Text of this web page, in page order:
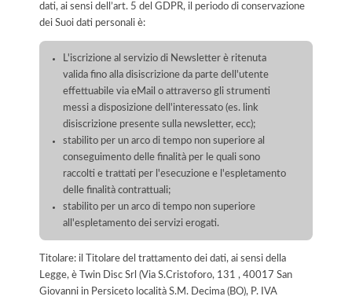
dati, ai sensi dell’art. 5 del GDPR, il periodo di conservazione
dei Suoi dati personali è:
L'iscrizione al servizio di Newsletter è ritenuta
valida fino alla disiscrizione da parte dell'utente
effettuabile via eMail o attraverso gli strumenti
messi a disposizione dell'interessato (es. link
disiscrizione presente sulla newsletter, ecc);
stabilito per un arco di tempo non superiore al
conseguimento delle finalità per le quali sono
raccolti e trattati per l'esecuzione e l'espletamento
delle finalità contrattuali;
stabilito per un arco di tempo non superiore
all'espletamento dei servizi erogati.
Titolare: il Titolare del trattamento dei dati, ai sensi della
Legge, è Twin Disc Srl (Via S.Cristoforo, 131 , 40017 San
Giovanni in Persiceto località S.M. Decima (BO), P. IVA